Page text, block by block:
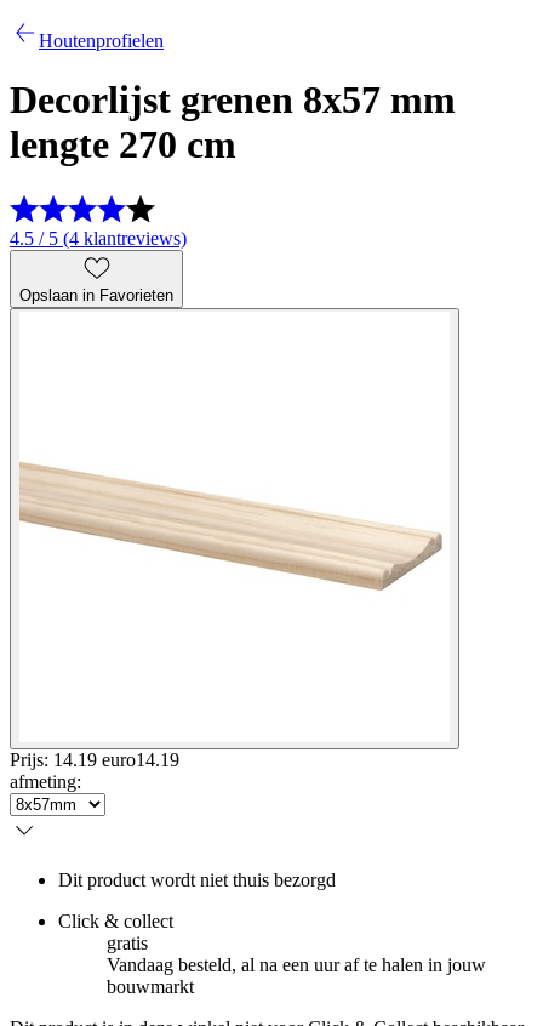
Houtenprofielen
Decorlijst grenen 8x57 mm
lengte 270 cm
4.5 / 5 (4 klantreviews)
Opslaan in Favorieten
Prijs: 14.19 euro14.19
afmeting:
Dit product wordt niet thuis bezorgd
Click & collect
gratis
Vandaag besteld, al na een uur af te halen in jouw
bouwmarkt